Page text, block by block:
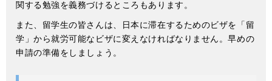
関する勉強を義務づけるところもあります。
また、留学生の皆さんは、日本に滞在するためのビザを「留
学」から就労可能なビザに変えなければなりません。早めの
申請の準備をしましょう。